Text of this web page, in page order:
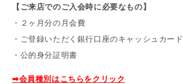
【ご来店でのご入会時に必要なもの】
・２ヶ月分の月会費
・ご登録いただく銀行口座のキャッシュカード
・公的身分証明書
➡会員種別はこちらをクリック